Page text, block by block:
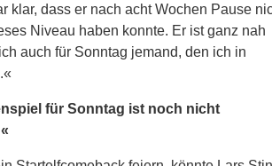
klar, dass er nach acht Wochen Pause
Niveau haben konnte. Er ist ganz nah
auch für Sonntag jemand, den ich in
für Sonntag ist noch nicht